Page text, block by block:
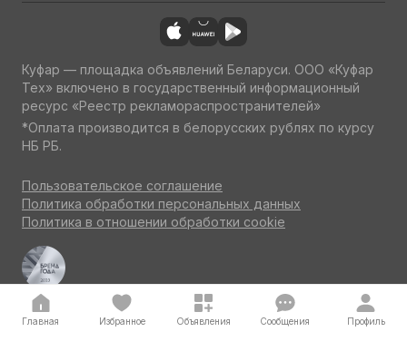
Куфар — площадка объявлений Беларуси. ООО «Куфар
Тех» включено в государственный информационный
ресурс «Реестр рекламораспространителей»
*Оплата производится в белорусских рублях по курсу
НБ РБ.
Пользовательское соглашение
Политика обработки персональных данных
Политика в отношении обработки cookie
Куфар Авто — одна из ведущих площадок об авто
по итогам потребительского голосования на конкурсе
«Бренд года» 2023
Главная Избранное Объявления Сообщения Профиль